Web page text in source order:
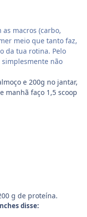
macros (carbo,
meio que tanto faz,
da tua rotina. Pelo
não
e 200g no jantar,
manhã faço 1,5 scoop
g de proteína.
disse: